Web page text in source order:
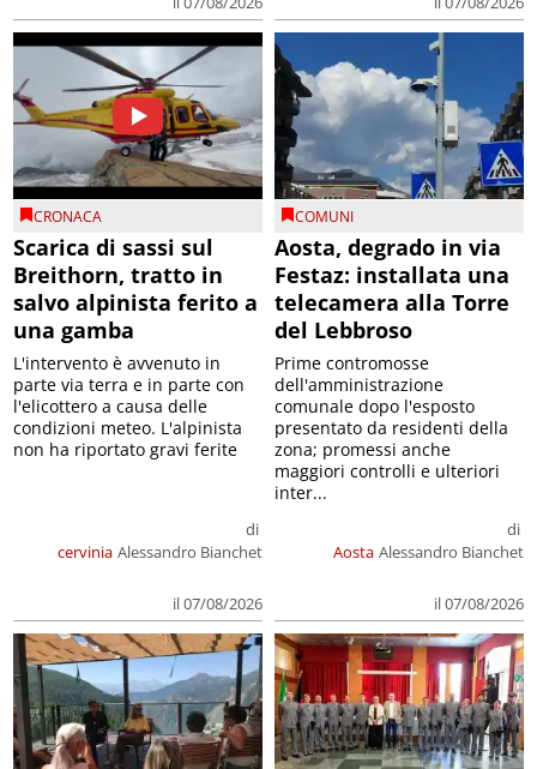
CRONACA
Scarica di sassi sul
Breithorn, tratto in
salvo alpinista ferito a
una gamba
cervinia
di
Alessandro Bianchet
il 07/08/2026
L'intervento è avvenuto in
parte via terra e in parte con
l'elicottero a causa delle
condizioni meteo. L'alpinista
non ha riportato gravi ferite
COMUNI
Aosta, degrado in via
Festaz: installata una
telecamera alla Torre
del Lebbroso
Aosta
di
Alessandro Bianchet
il 07/08/2026
Prime contromosse
dell'amministrazione
comunale dopo l'esposto
presentato da residenti della
zona; promessi anche
maggiori controlli e ulteriori
inter...